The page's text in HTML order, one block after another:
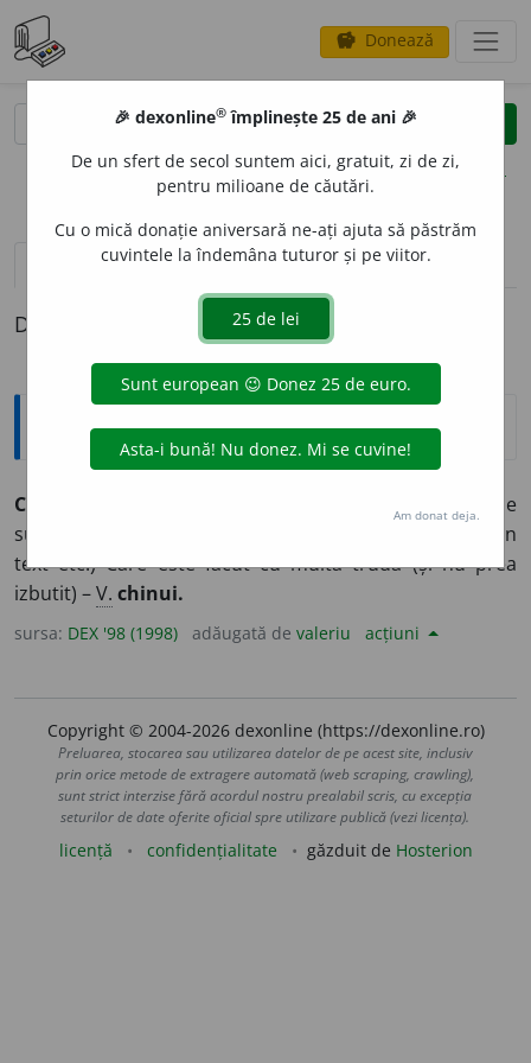
savings Donează
clear
opțiuni
definiții (1) pronunțievolume_up (50)
Definiția cu ID-ul 8513:
Explicative DEX
CHINU
Plin de chinuri, de
suferințe.
(Despre o operă artistică, un
text etc.) Care este făcut cu multă trudă (și nu prea
izbutit) –V. chinui.
sursa: DEX '98 (1998) adăugată de valeriu acțiuni
Copyright © 2004-2026 dexonline (https://dexonline.ro)
Preluarea, stocarea sau utilizarea datelor de pe acest site, inclusiv
prin orice metode de extragere automată (web scraping, crawling),
sunt strict interzise fără acordul nostru prealabil scris, cu excepția
seturilor de date oferite oficial spre utilizare publică (vezi licența).
licență confidențialitate găzduit de Hosterion
🎉 dexonline® împlinește 25 de ani 🎉
De un sfert de secol suntem aici, gratuit, zi de zi,
pentru milioane de căutări.
Cu o mică donație aniversară ne-ați ajuta să păstrăm
cuvintele la îndemâna tuturor și pe viitor.
Am donat deja.